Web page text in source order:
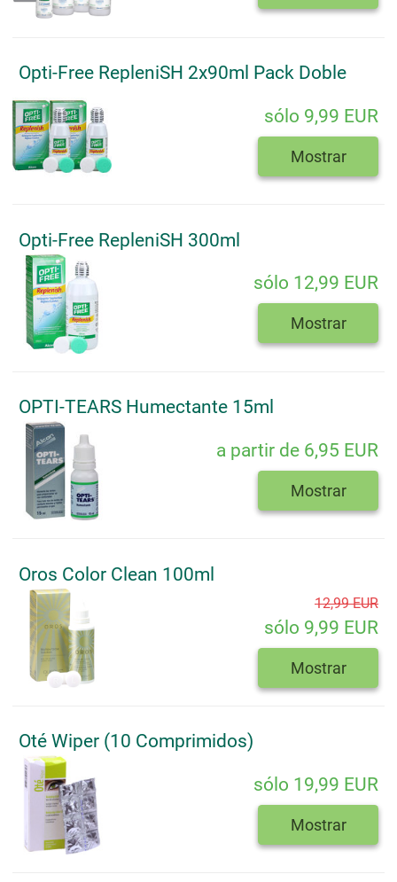
Opti-Free RepleniSH 2x90ml Pack Doble
sólo 9,99 EUR
Mostrar
Opti-Free RepleniSH 300ml
sólo 12,99 EUR
Mostrar
OPTI-TEARS Humectante 15ml
a partir de 6,95 EUR
Mostrar
Oros Color Clean 100ml
12,99 EUR
sólo 9,99 EUR
Mostrar
Oté Wiper (10 Comprimidos)
sólo 19,99 EUR
Mostrar